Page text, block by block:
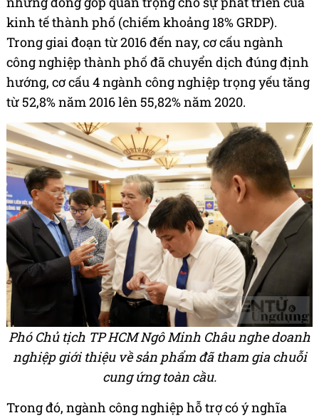
kinh tế thành phố (chiếm khoảng 18% GRDP).
Trong giai đoạn từ 2016 đến nay, cơ cấu ngành
công nghiệp thành phố đã chuyển dịch đúng định
hướng, cơ cấu 4 ngành công nghiệp trọng yếu tăng
từ 52,8% năm 2016 lên 55,82% năm 2020.
Phó Chủ tịch TP HCM Ngô Minh Châu nghe doanh
nghiệp giới thiệu về sản phẩm đã tham gia chuỗi
cung ứng toàn cầu.
Trong đó, ngành công nghiệp hỗ trợ có ý nghĩa